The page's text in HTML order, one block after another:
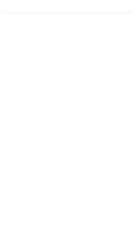
Ürün resmi
Ürün
Ürün
Ürün fiyatı
Bu ürüne